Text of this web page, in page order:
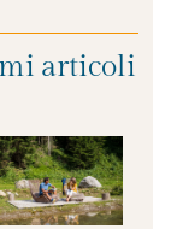
articoli